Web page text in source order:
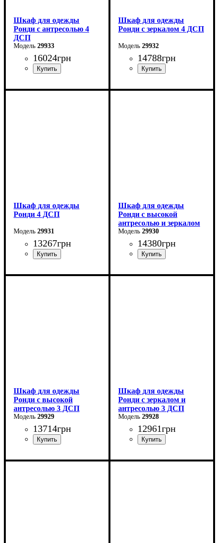
Шкаф для одежды
Ронди с антресолью 4
ДСП
29933
16024грн
Ширина: 160 см
Шкаф для одежды
Ронди с зеркалом 4 ДСП
29932
14788грн
Ширина: 160 см
Шкаф для одежды
Ронди 4 ДСП
29931
13267грн
Ширина: 160 см
Шкаф для одежды
Ронди с высокой
антресолью и зеркалом
3 ДСП 29930
14380грн
Ширина: 121 см
Шкаф для одежды
Ронди с высокой
антресолью 3 ДСП
29929
13714грн
Ширина: 121 см
Шкаф для одежды
Ронди с зеркалом и
антресолью 3 ДСП
29928
12961грн
Ширина: 121 см